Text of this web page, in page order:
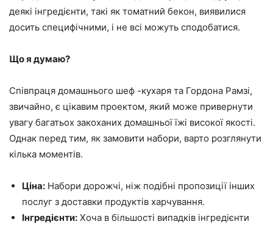
деякі інгредієнти, такі як томатний бекон, виявилися
досить специфічними, і не всі можуть сподобатися.
Що я думаю?
Співпраця домашнього шеф -кухаря та Гордона Рамзі,
звичайно, є цікавим проектом, який може привернути
увагу багатьох закоханих домашньої їжі високої якості.
Однак перед тим, як замовити набори, варто розглянути
кілька моментів.
Ціна: Набори дорожчі, ніж подібні пропозиції інших
послуг з доставки продуктів харчування.
Інгредієнти: Хоча в більшості випадків інгредієнти